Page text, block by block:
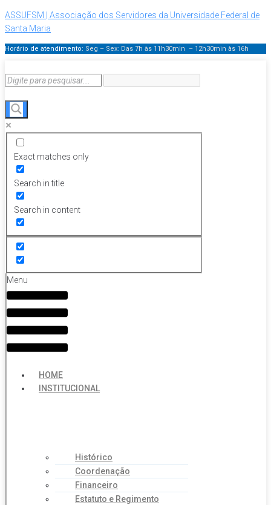
ASSUFSM | Associação dos Servidores da Universidade Federal de
Santa Maria
Horário de atendimento: Seg – Sex: Das 7h às 11h30min – 12h30min às 16h
Exact matches only
Search in title
Search in content
Menu
HOME
INSTITUCIONAL
Histórico
Coordenação
Financeiro
Estatuto e Regimento